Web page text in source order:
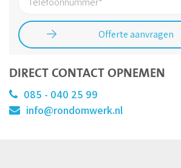
DIRECT CONTACT OPNEMEN
085 - 040 25 99
info@rondomwerk.nl